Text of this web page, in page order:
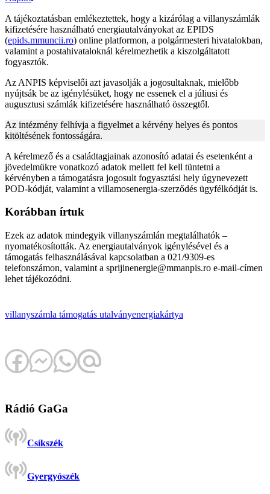
A tájékoztatásban emlékeztettek, hogy a kizárólag a villanyszámlák
kifizetésére használható energiautalványokat az EPIDS
(epids.mmuncii.ro) online platformon, a polgármesteri hivatalokban,
valamint a postahivataloknál kérelmezhetik a kiszolgáltatott
fogyasztók.
Az ANPIS képviselői azt javasolják a jogosultaknak, mielőbb
nyújtsák be az igénylésüket, hogy ne essenek el a júliusi és
augusztusi számlák kifizetésére használható összegtől.
Az intézmény felhívja a figyelmet a kérvény helyes és pontos
kitöltésének fontosságára.
A kérelmező és a családtagjainak azonosító adatai és esetenként a
jövedelmükre vonatkozó adatok mellett fel kell tüntetni a
kérvényben a támogatásra jogosult fogyasztási hely úgynevezett
POD-kódját, valamint a villamosenergia-szerződés ügyfélkódját is.
Korábban írtuk
Ezek az adatok mindegyik villanyszámlán megtalálhatók –
nyomatékosították. Az energiautalványok igénylésével és a
támogatás felhasználásával kapcsolatban a 021/9309-es
telefonszámon, valamint a sprijinenergie@mmanpis.ro e-mail-címen
lehet tájékozódni.
villanyszámla támogatás utalványenergiakártya
Rádió GaGa
Csíkszék
Gyergyószék